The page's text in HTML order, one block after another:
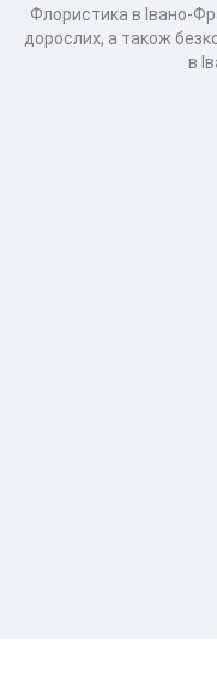
Флористика в Івано-
дорослих, а також
в